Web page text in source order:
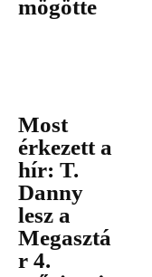
mögötte
Most
érkezett a
hír: T.
Danny
lesz a
Megasztá
r 4.